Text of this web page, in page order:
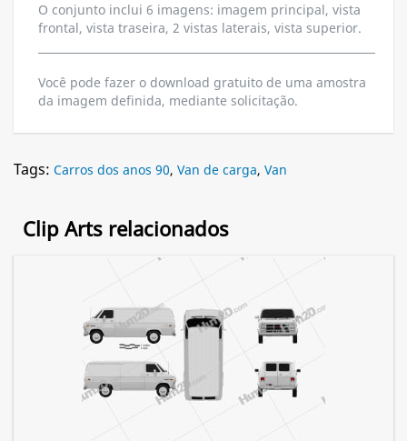
O conjunto inclui 6 imagens: imagem principal, vista
frontal, vista traseira, 2 vistas laterais, vista superior.
Você pode fazer o download gratuito de uma amostra
da imagem definida, mediante solicitação.
Tags: Carros dos anos 90, Van de carga, Van
Clip Arts relacionados